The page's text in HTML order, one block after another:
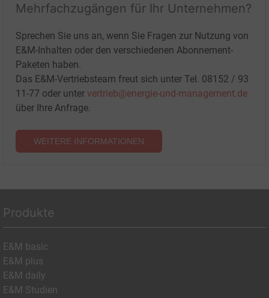
Mehrfachzugängen für Ihr Unternehmen?
Sprechen Sie uns an, wenn Sie Fragen zur Nutzung von
E&M-Inhalten oder den verschiedenen Abonnement-
Paketen haben.
Das E&M-Vertriebsteam freut sich unter Tel. 08152 / 93
11-77 oder unter vertrieb@energie-und-management.de
über Ihre Anfrage.
WEITERE INFORMATIONEN
Produkte
E&M basic
E&M plus
E&M daily
E&M Studien